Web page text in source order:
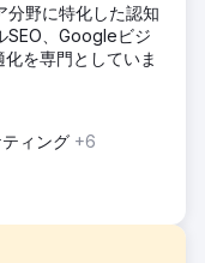
分野に特化した認知
SEO、Googleビジ
を専門としていま
ィング +6